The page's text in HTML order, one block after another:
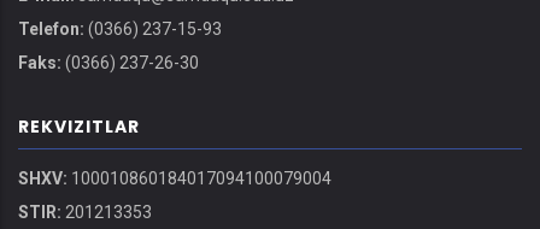
Telefon: (0366) 237-15-93
Faks: (0366) 237-26-30
REKVIZITLAR
SHXV: 100010860184017094100079004
STIR: 201213353